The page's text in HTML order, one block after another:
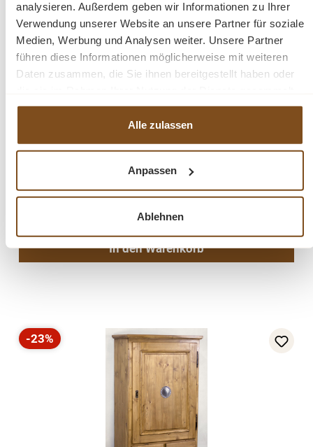
analysieren. Außerdem geben wir Informationen zu Ihrer
Verwendung unserer Website an unsere Partner für soziale
Medien, Werbung und Analysen weiter. Unsere Partner
führen diese Informationen möglicherweise mit weiteren
Daten zusammen, die Sie ihnen bereitgestellt haben oder
haben.
Alle zulassen
Anpassen
Ablehnen
Verkaufspreis:
899,00 € Regulärer Preis:
1.099,00 €
(18% gespart)
Preise inkl. MwSt. zzgl. Versandkosten
Vergleichen
In den Warenkorb
Rabatt
-23%